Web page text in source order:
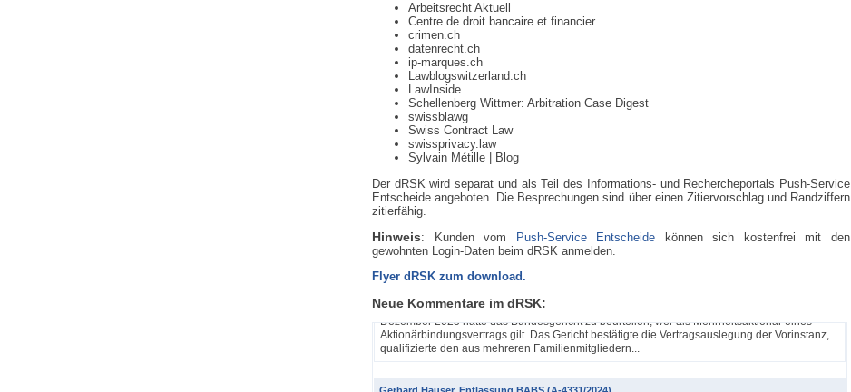
Arbeitsrecht Aktuell
Centre de droit bancaire et financier
crimen.ch
datenrecht.ch
ip-marques.ch
Lawblogswitzerland.ch
LawInside.
Schellenberg Wittmer: Arbitration Case Digest
swissblawg
Swiss Contract Law
swissprivacy.law
Sylvain Métille | Blog
Der dRSK wird separat und als Teil des Informations- und Rechercheportals Push-Service
Entscheide angeboten. Die Besprechungen sind über einen Zitiervorschlag und Randziffern
zitierfähig.
Hinweis: Kunden vom Push-Service Entscheide können sich kostenfrei mit den
gewohnten Login-Daten beim dRSK anmelden.
Flyer dRSK zum download.
Neue Kommentare im dRSK:
ABV als einfache Gesellschaft (4A_607/2024)
In seinem Urteil 4A_607/2024, 4A_613/2024, 4A_615/2024, 4A_617/2024 vom 30.
Aktionärbindungsvertrags gilt. Das Gericht bestätigte die Vertragsauslegung der Vorinstanz,
qualifizierte den aus mehreren Familienmitgliedern...
Gerhard Hauser, Entlassung BABS (A-4331/2024)